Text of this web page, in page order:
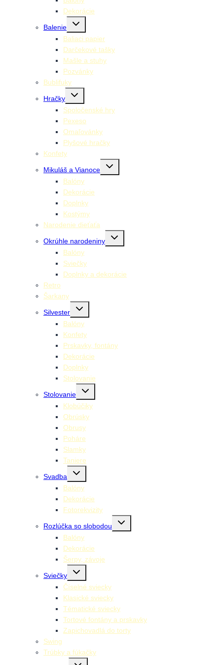
Dekorácie
Balenie
Toggle
menu
Baliaci papier
Darčekové tašky
Mašle a stuhy
Pozvánky
Bublifuky
Hračky
Toggle
menu
Spoločenské hry
Pexeso
Omaľovánky
Plyšové hračky
Konfety
Mikuláš a Vianoce
Toggle
Balóny
Dekorácie
Doplnky
Kostýmy
Narodenie dieťaťa
Okrúhle narodeniny
Toggle
Balóny
Sviečky
Doplnky a dekorácie
Retro
Šarkany
Silvester
Toggle
menu
Balóny
Konfety
Prskavky, fontány
Dekorácie
Doplnky
Stolovanie
Stolovanie
Toggle
menu
Klobúčiky
Obrúsky
Obrusy
Poháre
Slamky
Taniere
Svadba
Toggle
menu
Balóny
Dekorácie
Fotorekvizity
Rozlúčka so slobodou
Toggle
Balóny
Dekorácie
Šerpy, závoje
Sviečky
Toggle
menu
Číselné sviecky
Klasické sviecky
Tématické sviecky
Tortové fontány a prskavky
Zapichovadlá do torty
Swing
Trúbky a fúkačky
Toggle